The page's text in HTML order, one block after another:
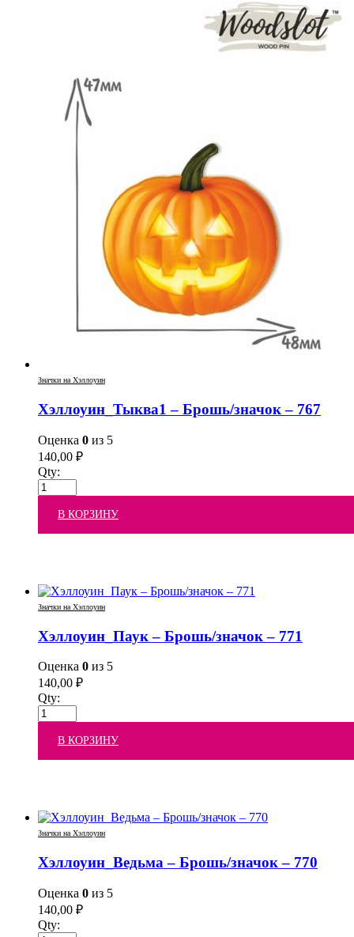
Значки на Хэллоуин
Хэллоуин_Тыква1 – Брошь/значок – 767
Оценка 0 из 5
140,00 ₽
Qty:
В КОРЗИНУ
Значки на Хэллоуин
Хэллоуин_Паук – Брошь/значок – 771
Оценка 0 из 5
140,00 ₽
Qty:
В КОРЗИНУ
Значки на Хэллоуин
Хэллоуин_Ведьма – Брошь/значок – 770
Оценка 0 из 5
140,00 ₽
Qty: